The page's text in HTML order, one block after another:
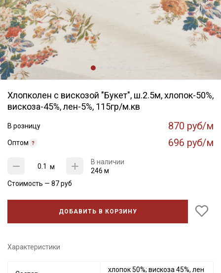
Хлопколен с вискозой "Букет", ш.2.5м, хлопок-50%,
вискоза-45%, лен-5%, 115гр/м.кв
В розницу 870 руб/м
Оптом 696 руб/м
м
В наличии
246 м
Стоимость — 87руб
ДОБАВИТЬ В КОРЗИНУ
Характеристики
хлопок 50%; вискоза 45%, лен